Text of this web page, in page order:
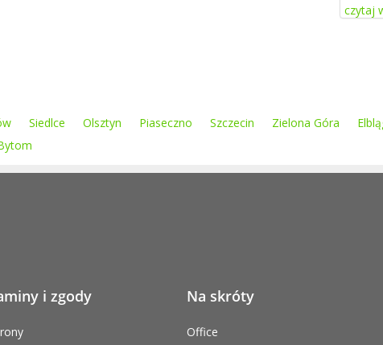
czytaj
Siedlce Olsztyn Piaseczno Szczecin Zielona Góra
i zgody Na skróty
Office